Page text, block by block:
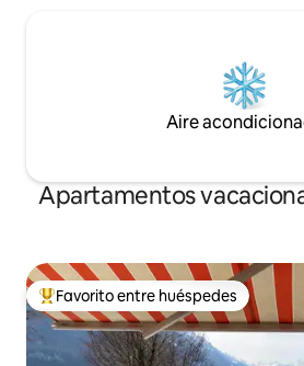
Aire
Apartamentos
Favorito entre huéspedes preferido
Favorito entre huéspedes